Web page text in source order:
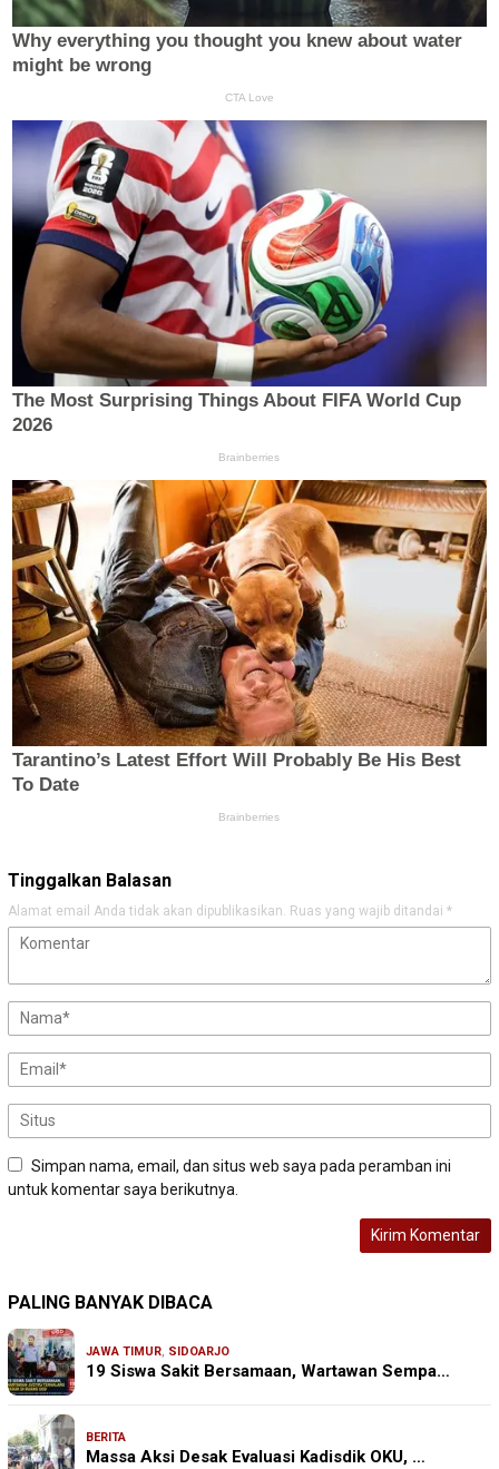
Tinggalkan Balasan
Alamat email Anda tidak akan dipublikasikan. Ruas yang wajib ditandai *
Simpan nama, email, dan situs web saya pada peramban ini
untuk komentar saya berikutnya.
PALING BANYAK DIBACA
JAWA TIMUR, SIDOARJO
19 Siswa Sakit Bersamaan, Wartawan Sempa…
BERITA
Massa Aksi Desak Evaluasi Kadisdik OKU, …